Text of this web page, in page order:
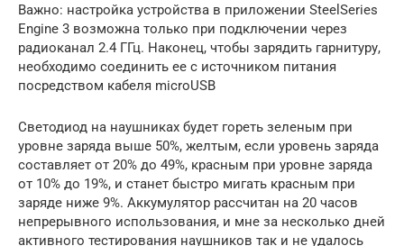
Важно: настройка устройства в приложении SteelSeries
Engine 3 возможна только при подключении через
радиоканал 2.4 ГГц. Наконец, чтобы зарядить гарнитуру,
необходимо соединить ее с источником питания
посредством кабеля microUSB
Светодиод на наушниках будет гореть зеленым при
уровне заряда выше 50%, желтым, если уровень заряда
составляет от 20% до 49%, красным при уровне заряда
от 10% до 19%, и станет быстро мигать красным при
заряде ниже 9%. Аккумулятор рассчитан на 20 часов
непрерывного использования, и мне за несколько дней
активного тестирования наушников так и не удалось